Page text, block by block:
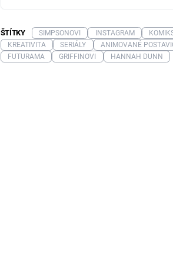
ŠTÍTKY SIMPSONOVI INSTAGRAM
KREATIVITA
SERIÁLY
ANIMOVANÉ
FUTURAMA
GRIFFINOVI HANNAH DUNN